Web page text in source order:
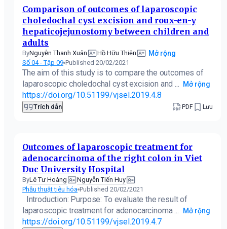
Comparison of outcomes of laparoscopic
choledochal cyst excision and roux-en-y
hepaticojejunostomy between children and
adults
ByNguyễn Thanh Xuân Hồ Hữu Thiện Mở rộng
Số 04 - Tập 09 Published 20/02/2021
The aim of this study is to compare the outcomes of
laparoscopic choledochal cyst excision and ...
Mở rộng
https://doi.org/10.51199/vjsel.2019.4.8
Trích dẫn PDF Lưu
Outcomes of laparoscopic treatment for
adenocarcinoma of the right colon in Viet
Duc University Hospital
ByLê Tư Hoàng
Nguyễn Tiến Huy
Phẫu thuật tiêu hóa Published 20/02/2021
Introduction: Purpose: To evaluate the result of
laparoscopic treatment for adenocarcinoma ...
Mở rộng
https://doi.org/10.51199/vjsel.2019.4.7